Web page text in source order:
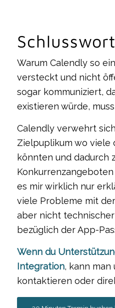
Schlusswort
Warum Calendly so
versteckt und nicht
sogar kommuniziert,
existieren würde,
Calendly verwehrt
Zielpuplikum wo viele
könnten und dadurch
es mir wirklich nur
viele Probleme mit
aber nicht
bezüglich der App-
Wenn du
Integration, kann man
kontaktieren oder